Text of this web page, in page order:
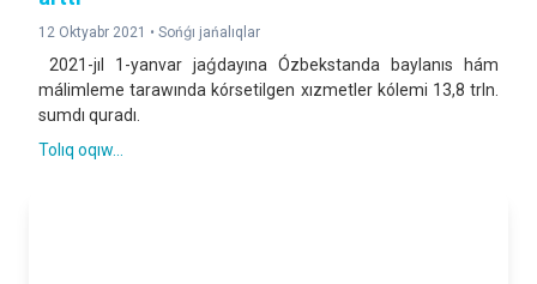
12 Oktyabr 2021 • Sońǵı jańalıqlar
2021-jıl 1-yanvar jaǵdayına Ózbekstanda baylanıs hám
málimleme tarawında kórsetilgen xızmetler kólemi 13,8 trln.
sumdı quradı.
Tolıq oqıw...